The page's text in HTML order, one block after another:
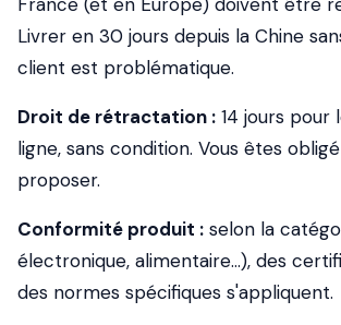
Livrer en 30 jours depuis la Chine
client est problématique.
Droit de rétractation : 14 jours pour
ligne, sans condition. Vous êtes
proposer.
Conformité produit : selon la
électronique, alimentaire...), des
des normes spécifiques s'appliquent.